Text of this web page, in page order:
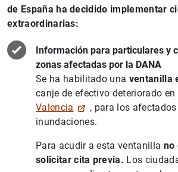
de España ha decidido implementar
extraordinarias:
Información para particulares y
zonas afectadas por la DANA
Se ha habilitado una ventanilla
canje de efectivo deteriorado en
Valencia
, para los
inundaciones.
Para acudir a esta ventanilla no
solicitar cita previa. Los